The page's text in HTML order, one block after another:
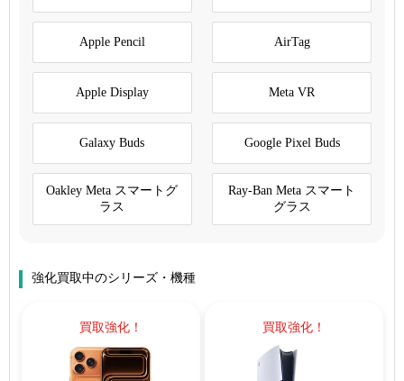
Apple Pencil AirTag
Apple Display Meta VR
Galaxy Buds Google Pixel Buds
Oakley Meta スマートグ
ラス
Ray-Ban Meta スマート
グラス
強化買取中のシリーズ・機種
買取強化！ 買取強化！